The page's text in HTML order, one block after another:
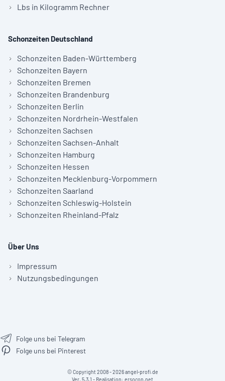
Lbs in Kilogramm Rechner
Schonzeiten Deutschland
Schonzeiten Baden-Württemberg
Schonzeiten Bayern
Schonzeiten Bremen
Schonzeiten Brandenburg
Schonzeiten Berlin
Schonzeiten Nordrhein-Westfalen
Schonzeiten Sachsen
Schonzeiten Sachsen-Anhalt
Schonzeiten Hamburg
Schonzeiten Hessen
Schonzeiten Mecklenburg-Vorpommern
Schonzeiten Saarland
Schonzeiten Schleswig-Holstein
Schonzeiten Rheinland-Pfalz
Über Uns
Impressum
Nutzungsbedingungen
Folge uns bei Telegram
Folge uns bei Pinterest
© Copyright 2008 - 2026 angel-profi.de
Ver. 5.3.1 - Realisation: ersocon.net